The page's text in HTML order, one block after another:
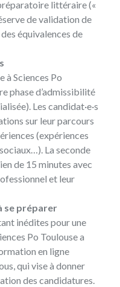
littéraire («
de validation de
équivalences de
à Sciences Po
phase d’admissibilité
Les candidat·e·s
sur leur parcours
(expériences
La seconde
de 15 minutes avec
et leur
se préparer
inédites pour une
Po Toulouse a
en ligne
qui vise à donner
des candidatures.